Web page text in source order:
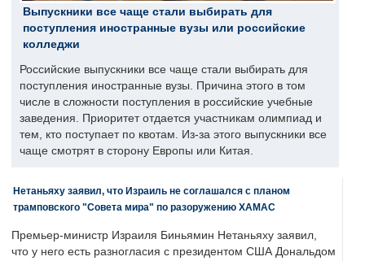
Выпускники все чаще стали выбирать для
поступления иностранные вузы или российские
колледжи
Российские выпускники все чаще стали выбирать для
поступления иностранные вузы. Причина этого в том
числе в сложности поступления в российские учебные
заведения. Приоритет отдается участникам олимпиад и
тем, кто поступает по квотам. Из-за этого выпускники все
чаще смотрят в сторону Европы или Китая.
Нетаньяху заявил, что Израиль не соглашался с планом
трамповского "Совета мира" по разоружению ХАМАС
Премьер-министр Израиля Биньямин Нетаньяху заявил,
что у него есть разногласия с президентом США Дональдом